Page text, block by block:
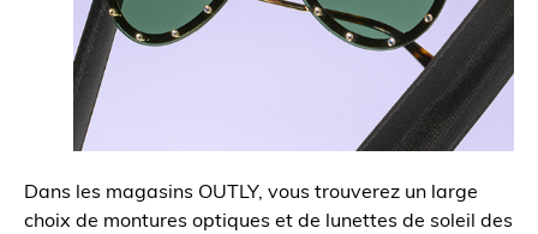
Dans les magasins OUTLY, vous trouverez un large
choix de montures optiques et de lunettes de soleil des